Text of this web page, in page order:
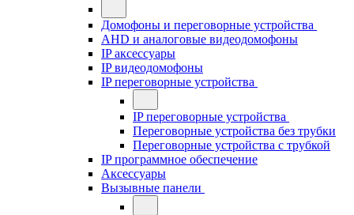
Домофоны и переговорные устройства
AHD и аналоговые видеодомофоны
IP аксессуары
IP видеодомофоны
IP переговорные устройства
IP переговорные устройства
Переговорные устройства без трубки
Переговорные устройства с трубкой
IP программное обеспечение
Аксессуары
Вызывные панели